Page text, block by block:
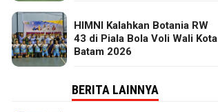
HIMNI Kalahkan Botania RW
43 di Piala Bola Voli Wali Kota
Batam 2026
BERITA LAINNYA